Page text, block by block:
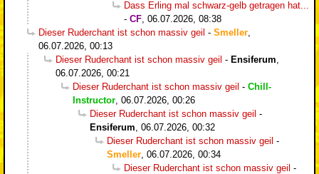
Dass Erling mal schwarz-gelb getragen hat...
- CF 06.07.2026, 08:38
Dieser Ruderchant ist schon massiv geil - Smeller
06.07.2026, 00:13
Dieser Ruderchant ist schon massiv geil - Ensiferum
06.07.2026, 00:21
Dieser Ruderchant ist schon massiv geil - Chill-
Instructor 06.07.2026, 00:26
Dieser Ruderchant ist schon massiv geil -
Ensiferum 06.07.2026, 00:32
Dieser Ruderchant ist schon massiv geil -
Smeller 06.07.2026, 00:34
Dieser Ruderchant ist schon massiv geil -